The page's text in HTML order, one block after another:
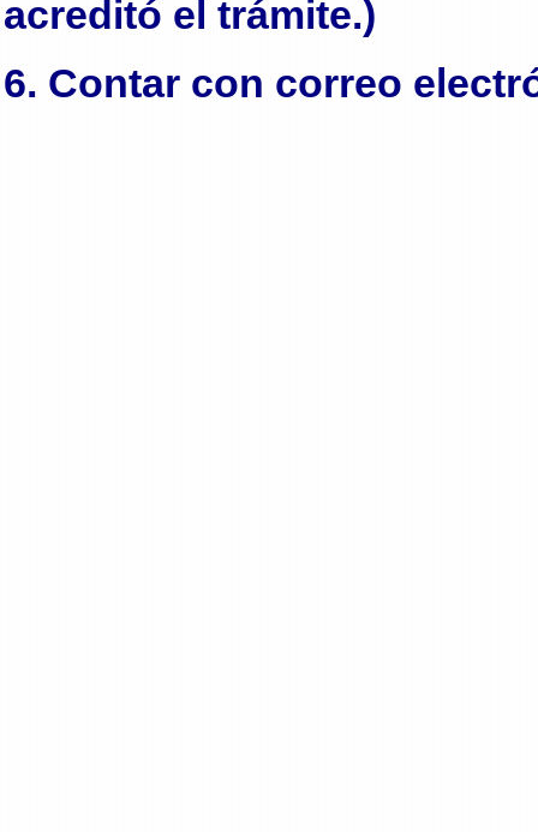
acreditó el trámite.)
6. Contar con correo